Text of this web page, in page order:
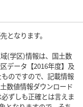
となります。
(学区)情報は、国土数
データ【2016年度】及
のですので、記載情報
数値情報ダウンロード
ずしも正確とは言えま